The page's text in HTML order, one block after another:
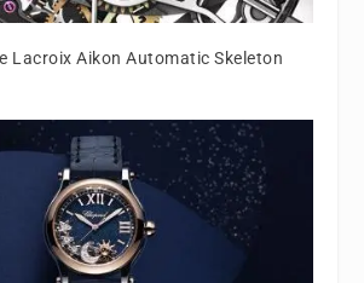
Lacroix Aikon Automatic Skeleton